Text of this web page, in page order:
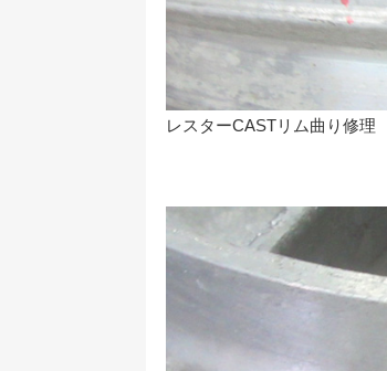
レスターCASTリム曲り修理